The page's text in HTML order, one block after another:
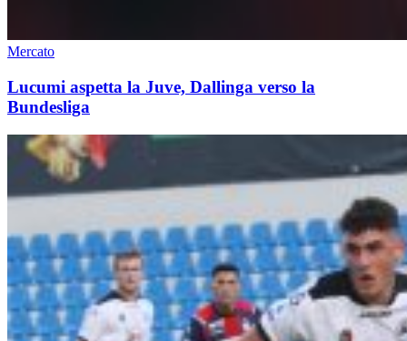
Mercato
Lucumi aspetta la Juve, Dallinga verso la
Bundesliga